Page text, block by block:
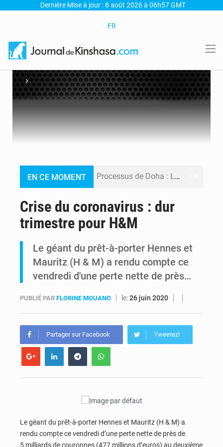
Dernière Mise à jour : 8 août 2026 à 06h57 GMT
FR
›
EN CE MOMENT Processus de Doha : La RDC libère 15 prisonniers et réaffirme sa détermination à respecter ses engagements
RDC : Raïssa Malu lance les préparatifs d’une Table ronde nationale sur l’éducation inclusive des enfants handicapés
Crise du coronavirus : dur
trimestre pour H&M
Le géant du prêt-à-porter Hennes et
Mauritz (H & M) a rendu compte ce
vendredi d'une perte nette de près…
PUBLIÉ PAR FLORINE MOUANO le:26 juin 2020
Partager sur Facebook Tweetez!
Le géant du prêt-à-porter Hennes et Mauritz (H & M) a
rendu compte ce vendredi d’une perte nette de près de
5 milliards de couronnes (477 millions d’euros) au deuxième